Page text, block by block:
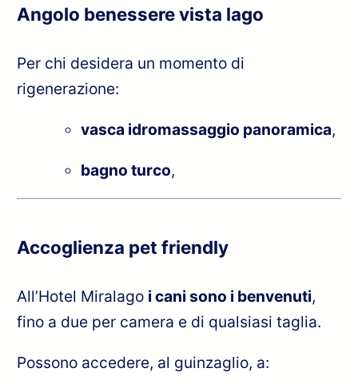
Angolo benessere vista lago
Per chi desidera un momento di
rigenerazione:
vasca idromassaggio panoramica,
bagno turco,
Accoglienza pet friendly
All’Hotel Miralago i cani sono i benvenuti,
fino a due per camera e di qualsiasi taglia.
Possono accedere, al guinzaglio, a: